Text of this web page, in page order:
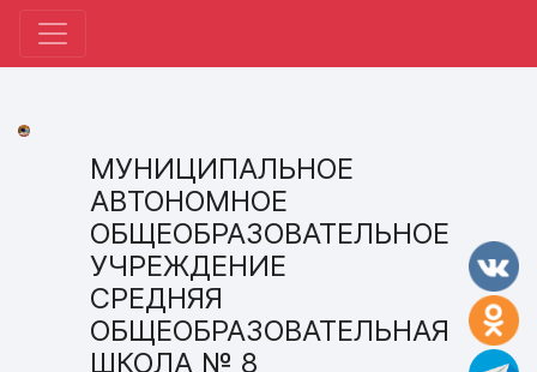
МУНИЦИПАЛЬНОЕ
АВТОНОМНОЕ
ОБЩЕОБРАЗОВАТЕЛЬНОЕ
УЧРЕЖДЕНИЕ
СРЕДНЯЯ
ОБЩЕОБРАЗОВАТЕЛЬНАЯ
ШКОЛА № 8